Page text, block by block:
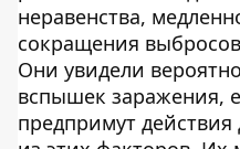
неравенства,
сокращения
Они увидели
вспышек заражения,
предпримут